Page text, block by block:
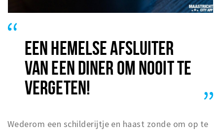
EEN HEMELSE AFSLUITER
VAN EEN DINER OM NOOIT TE
VERGETEN!
Wederom een schilderijtje en haast zonde om op te